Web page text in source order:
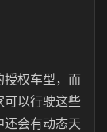
授权车型，而
可以行驶这些
还会有动态天